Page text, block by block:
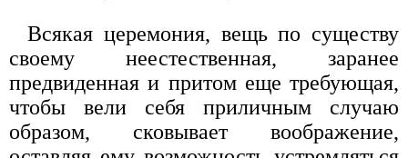
Всякая церемония, вещь по существу
своему неестественная, заранее
предвиденная и притом еще требующая,
чтобы вели себя приличным случаю
образом, сковывает воображение,